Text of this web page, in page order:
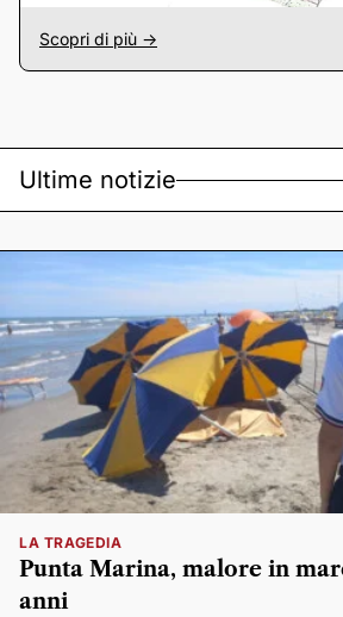
Scopri di più ->
Ultime notizie
LA TRAGEDIA
Punta Marina, malore in
anni